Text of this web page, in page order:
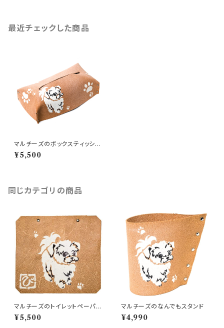
最近チェックした商品
マルチーズのボックスティッシュ
カバー
¥5,500
同じカテゴリの商品
マルチーズのトイレットペーパー
ホルダーカバー
¥5,500
マルチーズのなんでもスタンド
¥4,990